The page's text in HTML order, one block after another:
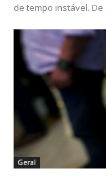
de tempo instável. De
Geral